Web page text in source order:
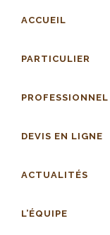
ACCUEIL
PARTICULIER
PROFESSIONNEL
DEVIS EN LIGNE
ACTUALITÉS
L’ÉQUIPE